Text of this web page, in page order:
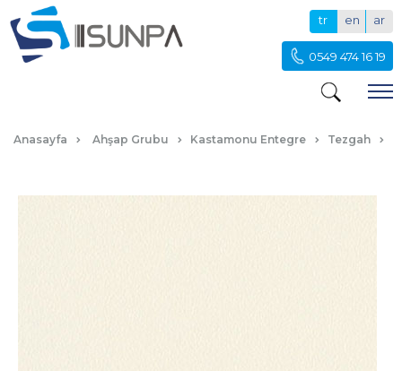
tr en ar
0549 474 16 19
Anasayfa Ahşap Grubu Kastamonu Entegre Tezgah